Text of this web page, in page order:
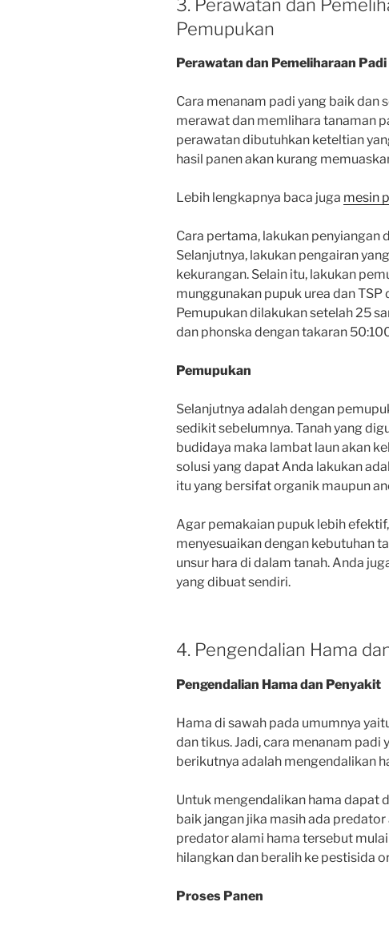
3. Perawatan dan
Pemupukan
Perawatan dan Pemeliharaan Padi
Cara menanam padi yang baik dan
merawat dan memlihara tanaman
perawatan dibutuhkan keteltian
hasil panen akan kurang
Lebih lengkapnya baca juga mesin
Cara pertama, lakukan penyiangan
Selanjutnya, lakukan pengairan
kekurangan. Selain itu, lakukan
munggunakan pupuk urea dan
Pemupukan dilakukan setelah 25
dan phonska dengan takaran
Pemupukan
Selanjutnya adalah dengan
sedikit sebelumnya.Tanah yang
budidaya maka lambat laun akan
solusi yang dapat Anda lakukan
itu yang bersifat organik maupun
Agar pemakaian pupuk lebih
menyesuaikan dengan kebutuhan
unsur hara di dalam tanah.Anda
yang dibuat sendiri.
4. Pengendalian Hama
Pengendalian Hama dan Penyakit
Hama di sawah pada umumnya
dan tikus. Jadi, cara menanam padi
berikutnya adalah mengendalikan
Untuk mengendalikan hama dapat
baik jangan jika masih ada
predator alami hama tersebut
hilangkan dan beralih ke pestisida
Proses Panen